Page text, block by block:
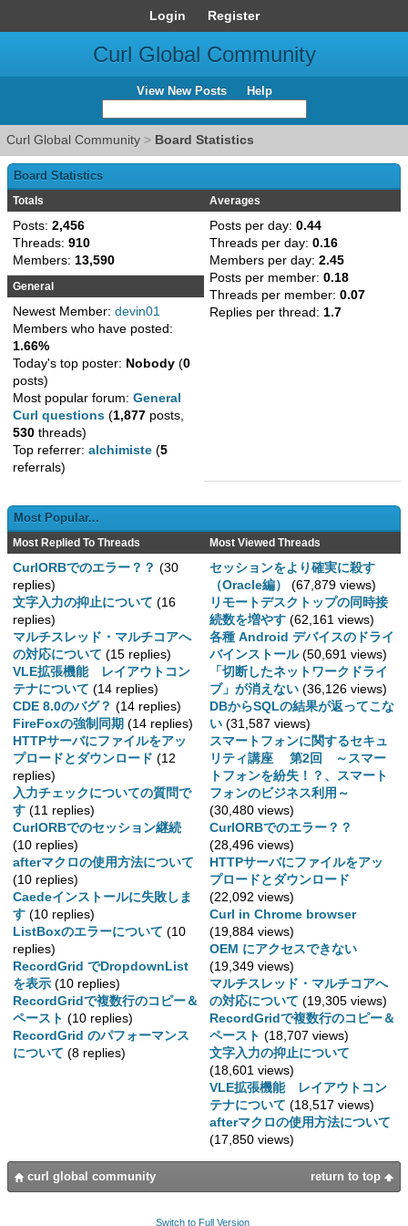
Login Register
Curl Global Community
View New Posts Help
Curl Global Community > Board Statistics
Board Statistics
Totals Averages
Posts: 2,456
Threads: 910
Members: 13,590
Posts per day: 0.44
Threads per day: 0.16
Members per day: 2.45
Posts per member: 0.18
Threads per member: 0.07
Replies per thread: 1.7
General
Newest Member: devin01
Members who have posted:
1.66%
Today's top poster: Nobody (0
posts)
Most popular forum: General
Curl questions (1,877 posts,
530 threads)
Top referrer: alchimiste (5
referrals)
Most Popular...
Most Replied To Threads Most Viewed Threads
CurlORBでのエラー？？ (30
replies)
文字入力の抑止について (16
replies)
マルチスレッド・マルチコアへ
の対応について (15 replies)
VLE拡張機能 レイアウトコン
テナについて (14 replies)
CDE 8.0のバグ？ (14 replies)
FireFoxの強制同期 (14 replies)
HTTPサーバにファイルをアッ
プロードとダウンロード (12
replies)
入力チェックについての質問で
す (11 replies)
CurlORBでのセッション継続
(10 replies)
afterマクロの使用方法について
(10 replies)
Caedeインストールに失敗しま
す (10 replies)
ListBoxのエラーについて (10
replies)
RecordGrid でDropdownList
を表示 (10 replies)
RecordGridで複数行のコピー＆
ペースト (10 replies)
RecordGrid のパフォーマンス
について (8 replies)
セッションをより確実に殺す
（Oracle編）
(67,879 views)
リモートデスクトップの同時接
続数を増やす (62,161 views)
各種 Android デバイスのドライ
バインストール(50,691 views)
「切断したネットワークドライ
ブ」が消えない (36,126 views)
DBからSQLの結果が返ってこな
い (31,587 views)
スマートフォンに関するセキュ
リティ講座 第2回 ～スマー
トフォンを紛失！？、スマート
フォンのビジネス利用～
(30,480 views)
CurlORBでのエラー？？
(28,496 views)
HTTPサーバにファイルをアッ
プロードとダウンロード
(22,092 views)
Curl in Chrome browser
(19,884 views)
OEM にアクセスできない
(19,349 views)
マルチスレッド・マルチコアへ
の対応について (19,305 views)
RecordGridで複数行のコピー＆
ペースト (18,707 views)
文字入力の抑止について
(18,601 views)
VLE拡張機能 レイアウトコン
テナについて (18,517 views)
afterマクロの使用方法について
(17,850 views)
return to top
curl global community
Switch to Full Version